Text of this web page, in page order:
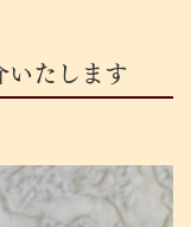
いたします